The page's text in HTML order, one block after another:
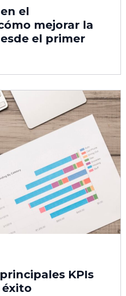
el
mejorar la
el primer
KPIs
éxito